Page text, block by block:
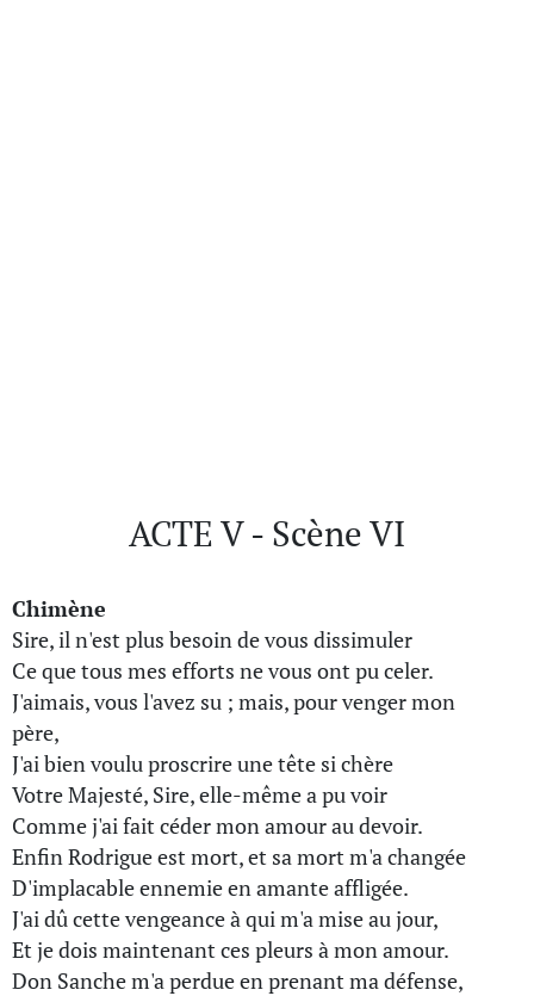
ACTE V - Scène VI
Chimène
Sire, il n'est plus besoin de vous dissimuler
Ce que tous mes efforts ne vous ont pu celer.
J'aimais, vous l'avez su ; mais, pour venger mon
père,
J'ai bien voulu proscrire une tête si chère
Votre Majesté, Sire, elle-même a pu voir
Comme j'ai fait céder mon amour au devoir.
Enfin Rodrigue est mort, et sa mort m'a changée
D'implacable ennemie en amante affligée.
J'ai dû cette vengeance à qui m'a mise au jour,
Et je dois maintenant ces pleurs à mon amour.
Don Sanche m'a perdue en prenant ma défense,